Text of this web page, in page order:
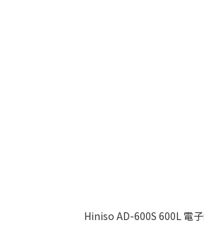
Hiniso AD-600S 600L 電